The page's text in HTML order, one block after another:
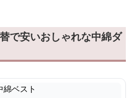
で安いおしゃれな中綿ダ